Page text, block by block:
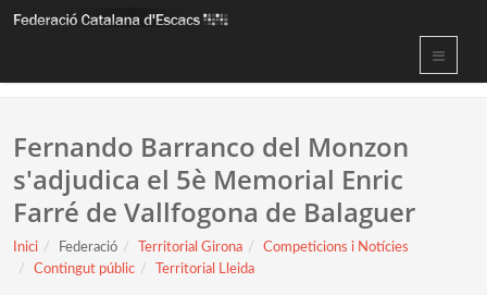
Fernando Barranco del Monzon
s'adjudica el 5è Memorial Enric
Farré de Vallfogona de Balaguer
Inici Federació Territorial Girona
Competicions i Notícies
Contingut públic
Territorial Lleida